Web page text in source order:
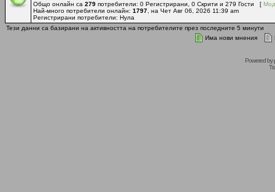
Общо онлайн са 279 потребители: 0 Регистрирани, 0 Скрити и 279 Гости [
Най-много потребители онлайн: 1797 , на Чет Авг 06, 2026 11:39 am
Регистрирани потребители: Нула
Тези данни са базирани на активността на потребителите през последните 5 минути
Има нови мнения
Powered by